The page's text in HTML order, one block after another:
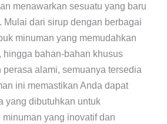
menawarkan sesuatu yang baru
Mulai dari sirup dengan berbagai
minuman yang memudahkan
hingga bahan-bahan khusus
alami, semuanya tersedia
ini memastikan Anda dapat
yang dibutuhkan untuk
yang inovatif dan